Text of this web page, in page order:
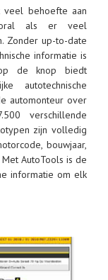
veel behoefte aan
als er veel
Zonder up-to-date
informatie is
de knop biedt
autotechnische
automonteur over
verschillende
zijn volledig
bouwjaar,
AutoTools is de
informatie om elk